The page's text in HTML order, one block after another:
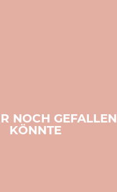
NOCH GEFALLEN
KÖNNTE